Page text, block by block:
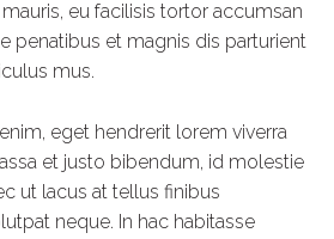
eu facilisis tortor accumsan
penatibus et magnis dis parturient
mus.
eget hendrerit lorem viverra
et justo bibendum, id molestie
ut lacus at tellus finibus
neque. In hac habitasse